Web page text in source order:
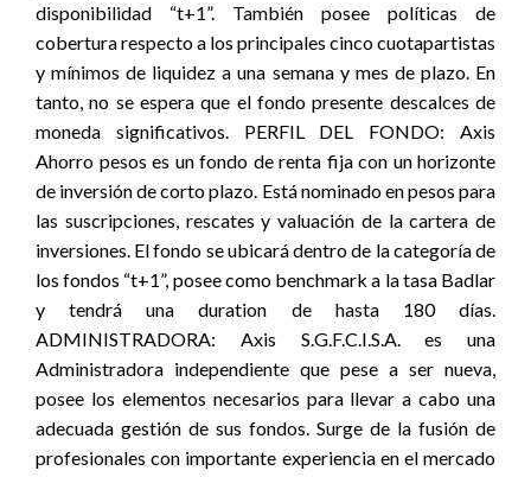
disponibilidad “t+1”. También posee políticas de
cobertura respecto a los principales cinco cuotapartistas
y mínimos de liquidez a una semana y mes de plazo. En
tanto, no se espera que el fondo presente descalces de
moneda significativos. PERFIL DEL FONDO: Axis
Ahorro pesos es un fondo de renta fija con un horizonte
de inversión de corto plazo. Está nominado en pesos para
las suscripciones, rescates y valuación de la cartera de
inversiones. El fondo se ubicará dentro de la categoría de
los fondos “t+1”, posee como benchmark a la tasa Badlar
y tendrá una duration de hasta 180 días.
ADMINISTRADORA: Axis S.G.F.C.I.S.A. es una
Administradora independiente que pese a ser nueva,
posee los elementos necesarios para llevar a cabo una
adecuada gestión de sus fondos. Surge de la fusión de
profesionales con importante experiencia en el mercado